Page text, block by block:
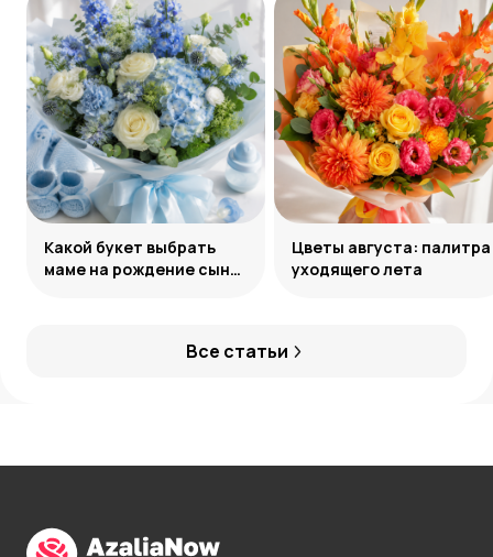
Все статьи
Какой букет выбрать
маме на рождение сына:
Цветы августа: палитра
уходящего лета